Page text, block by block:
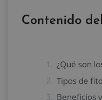
Contenido
¿Qué son
Tipos de